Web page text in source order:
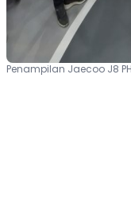
Penampilan Jaecoo J8